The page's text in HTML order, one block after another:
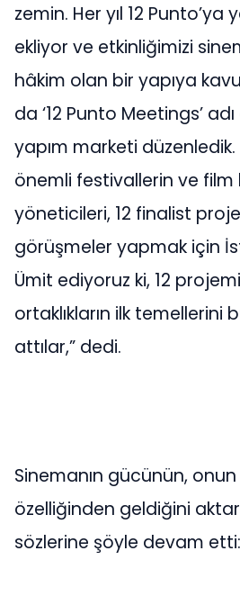
zemin. Her yıl 12
ekliyor ve etkinliğimizi
hâkim olan bir yapıya
da ‘12 Punto Meetings’
yapım marketi
önemli festivallerin ve film
yöneticileri, 12 finalist
görüşmeler yapmak için
Ümit ediyoruz ki, 12
ortaklıkların ilk temellerini
attılar,” dedi.
Sinemanın gücünün,
özelliğinden geldiğini
sözlerine şöyle devam etti: